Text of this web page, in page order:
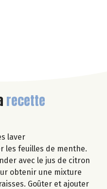
recette
laver
les feuilles de menthe.
avec le jus de citron
obtenir une mixture
Goûter et ajouter